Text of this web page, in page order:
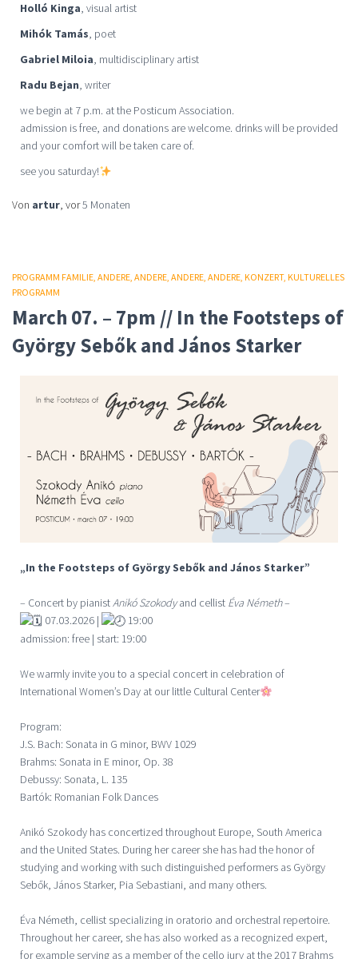
Holló Kinga, visual artist
Mihók Tamás, poet
Gabriel Miloia, multidisciplinary artist
Radu Bejan, writer
we begin at 7 p.m. at the Posticum Association.
admission is free, and donations are welcome. drinks will be provided
and your comfort will be taken care of.
see you saturday!
Von artur, vor5 Monaten
PROGRAMM FAMILIE ANDERE ANDERE ANDERE ANDERE KONZERT KULTURELLES
PROGRAMM
March 07. – 7pm // In the Footsteps of
György Sebők and János Starker
„In the Footsteps of György Sebők and János Starker”
– Concert by pianistAnikó Szokodyand cellist Éva Németh–
07.03.2026 |
19:00
admission: free | start: 19:00
We warmly invite you to a special concert in celebration of
International Women’s Day at our little Cultural Center
Program:
J.S. Bach: Sonata in G minor, BWV 1029
Brahms: Sonata in E minor, Op. 38
Debussy: Sonata, L. 135
Bartók: Romanian Folk Dances
Anikó Szokody has concertized throughout Europe, South America
and the United States. During her career she has had the honor of
studying and working with such distinguished performers as György
Sebők, János Starker, Pia Sebastiani, and many others.
Éva Németh, cellist specializing in oratorio and orchestral repertoire.
Throughout her career, she has also worked as a recognized expert,
for example serving as a member of the cello jury at the 2017 Brahms